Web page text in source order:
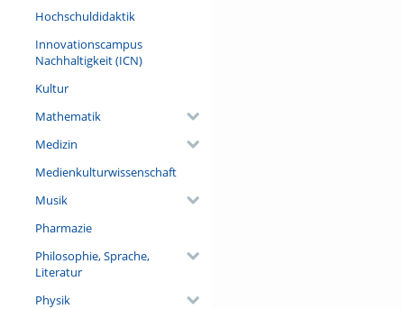
Hochschuldidaktik
Innovationscampus
Nachhaltigkeit (ICN)
Kultur
Mathematik
Medizin
Medienkulturwissenschaft
Musik
Pharmazie
Philosophie, Sprache,
Literatur
Physik